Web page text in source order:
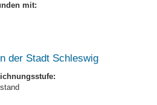
mit:
der Stadt Schleswig